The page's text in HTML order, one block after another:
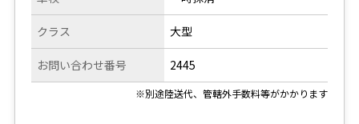
クラス
お問い合わせ番号
大型
2445
※別途陸送代、管轄外手数料等がかかります